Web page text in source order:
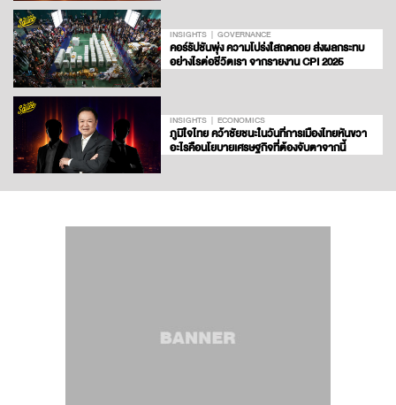
INSIGHTS GOVERNANCE
คอร์รัปชันพุ่ง ความโปร่งใสถดถอย ส่งผลกระทบ
อย่างไรต่อชีวิตเรา จากรายงาน CPI 2025
INSIGHTS ECONOMICS
ภูมิใจไทย คว้าชัยชนะในวันที่การเมืองไทยหันขวา
อะไรคือนโยบายเศรษฐกิจที่ต้องจับตาจากนี้